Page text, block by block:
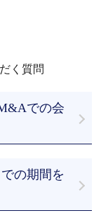
く質問
での会
だいた会社様
の期間を